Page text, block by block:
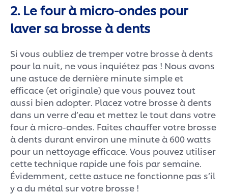
2. Le four à micro-ondes pour
laver sa brosse à dents
Si vous oubliez de tremper votre brosse à dents
pour la nuit, ne vous inquiétez pas ! Nous avons
une astuce de dernière minute simple et
efficace (et originale) que vous pouvez tout
aussi bien adopter. Placez votre brosse à dents
dans un verre d’eau et mettez le tout dans votre
four à micro-ondes. Faites chauffer votre brosse
à dents durant environ une minute à 600 watts
pour un nettoyage efficace. Vous pouvez utiliser
cette technique rapide une fois par semaine.
Évidemment, cette astuce ne fonctionne pas s’il
y a du métal sur votre brosse !